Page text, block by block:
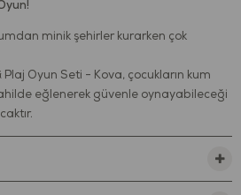
minik şehirler kurarken çok
Plaj Oyun Seti - Kova, çocukların kum
eğlenerek güvenle oynayabileceği
BPA, Phthalates, PVC ve benzer dış
oyuncak, FDA standartlarını karşılar.